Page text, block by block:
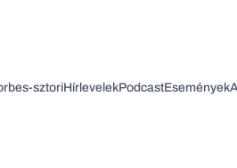
sztoriHírlevelekPodcastEsemények